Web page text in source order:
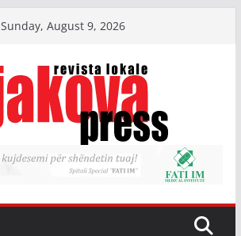
Sunday, August 9, 2026